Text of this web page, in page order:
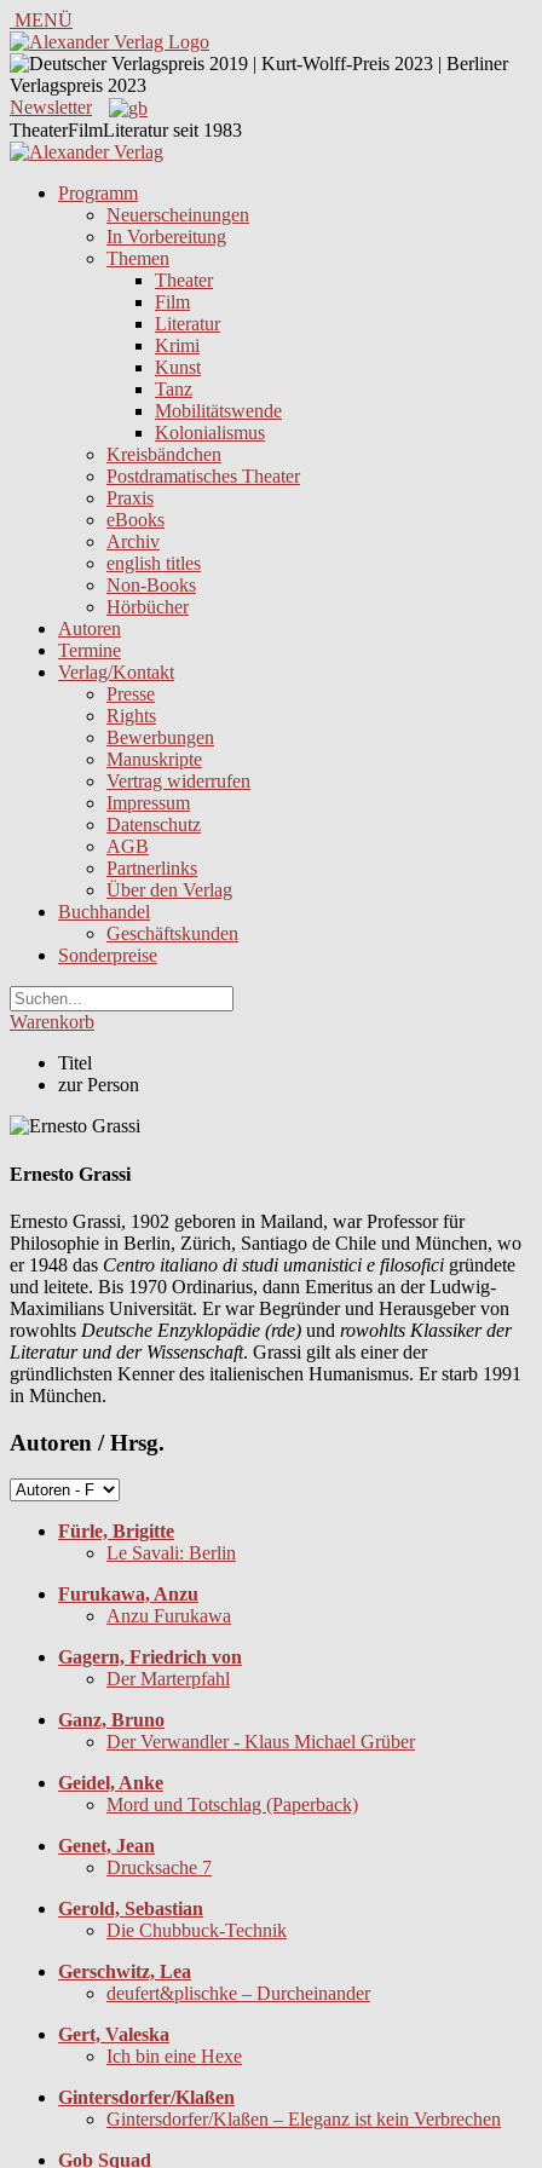
MENÜ
Newsletter
TheaterFilmLiteratur seit 1983
Programm
Neuerscheinungen
In Vorbereitung
Themen
Theater
Film
Literatur
Krimi
Kunst
Tanz
Mobilitätswende
Kolonialismus
Kreisbändchen
Postdramatisches Theater
Praxis
eBooks
Archiv
english titles
Non-Books
Hörbücher
Autoren
Termine
Verlag/Kontakt
Presse
Rights
Bewerbungen
Manuskripte
Vertrag widerrufen
Impressum
Datenschutz
AGB
Partnerlinks
Über den Verlag
Buchhandel
Geschäftskunden
Sonderpreise
Warenkorb
Titel
zur Person
Ernesto Grassi
Ernesto Grassi, 1902 geboren in Mailand, war Professor für
Philosophie in Berlin, Zürich, Santiago de Chile und München, wo
er 1948 das Centro italiano di studi umanistici e filosofici gründete
und leitete. Bis 1970 Ordinarius, dann Emeritus an der Ludwig-
Maximilians Universität. Er war Begründer und Herausgeber von
rowohlts Deutsche Enzyklopädie (rde) und rowohlts Klassiker der
Literatur und der Wissenschaft. Grassi gilt als einer der
gründlichsten Kenner des italienischen Humanismus. Er starb 1991
in München.
Autoren / Hrsg.
Fürle, Brigitte
Le Savali: Berlin
Furukawa, Anzu
Anzu Furukawa
Gagern, Friedrich von
Der Marterpfahl
Ganz, Bruno
Der Verwandler - Klaus Michael Grüber
Geidel, Anke
Mord und Totschlag (Paperback)
Genet, Jean
Drucksache 7
Gerold, Sebastian
Die Chubbuck-Technik
Gerschwitz, Lea
deufert&plischke – Durcheinander
Gert, Valeska
Ich bin eine Hexe
Gintersdorfer/Klaßen
Gintersdorfer/Klaßen – Eleganz ist kein Verbrechen
Gob Squad